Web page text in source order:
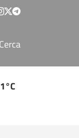
Cerca